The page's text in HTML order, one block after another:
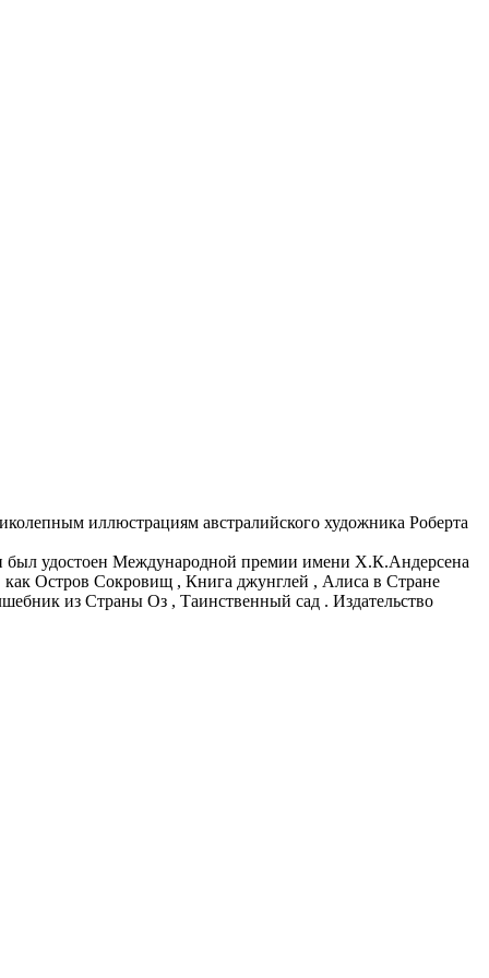
иллюстрациям австралийского художника Роберта
был удостоен Международной премии имени Х.К.Андерсена
как Остров Сокровищ , Книга джунглей , Алиса в Стране
из Страны Оз , Таинственный сад . Издательство